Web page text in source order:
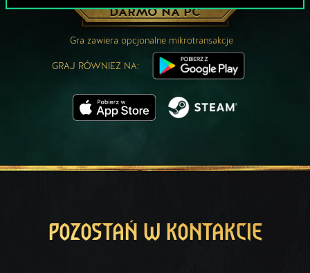
DARMO NA PC
Gra zawiera opcjonalne mikrotransakcje
GRAJ RÓWNIEŻ NA:
POZOSTAŃ W KONTAKCIE